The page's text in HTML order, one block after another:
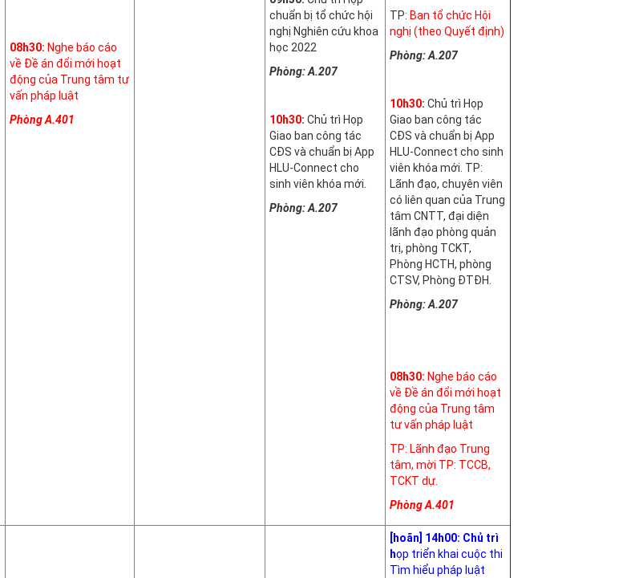
08h30: Nghe báo cáo
về Đề án đổi mới hoạt
động của Trung tâm tư
vấn pháp luật
Phòng A.401
chuẩn bị tổ chức hội
nghị Nghiên cứu khoa
học 2022
Phòng: A.207
10h30: Chủ trì Họp
Giao ban công tác
CĐS và chuẩn bị App
HLU-Connect cho
sinh viên khóa mới.
Phòng: A.207
TP: Ban tổ chức Hội
nghị (theo Quyết định)
Phòng: A.207
10h30: Chủ trì Họp
Giao ban công tác
CĐS và chuẩn bị App
HLU-Connect cho sinh
viên khóa mới. TP:
Lãnh đạo, chuyên viên
có liên quan của Trung
tâm CNTT, đại diện
lãnh đạo phòng quản
trị, phòng TCKT,
Phòng HCTH, phòng
CTSV, Phòng ĐTĐH.
Phòng: A.207
08h30: Nghe báo cáo
về Đề án đổi mới hoạt
động của Trung tâm
tư vấn pháp luật
TP: Lãnh đạo Trung
tâm, mời TP: TCCB,
TCKT dự.
Phòng A.401
[hoãn] 14h00: Chủ trì
họp triển khai cuộc thi
Tìm hiểu pháp luật